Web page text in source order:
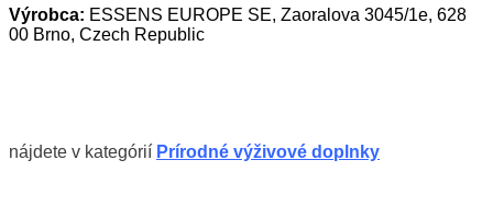
Výrobca: ESSENS EUROPE SE, Zaoralova 3045/1e, 628
00 Brno, Czech Republic
nájdete v kategórií Prírodné výživové doplnky